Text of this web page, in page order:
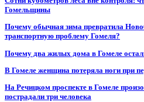
Гомельщины
Почему обычная зима превратила
транспортную проблему Гомеля?
Почему два жилых дома в Гомеле
В Гомеле женщина потеряла ноги при
На Речицком проспекте в Гомеле
пострадали три человека